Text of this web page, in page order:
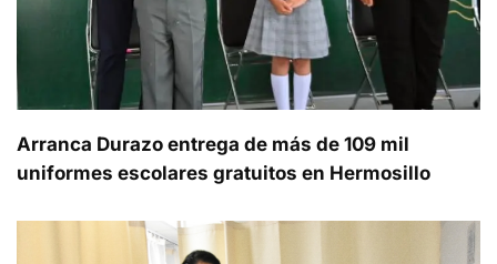
Arranca Durazo entrega de más de 109 mil
uniformes escolares gratuitos en Hermosillo